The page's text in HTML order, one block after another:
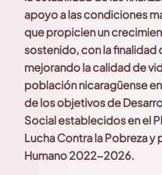
apoyo a las condiciones
que propicien un
sostenido, con la finalidad
mejorando la calidad de
población nicaragüense
de los objetivos de
Social establecidos en el
Lucha Contra la Pobreza y
Humano 2022-2026.